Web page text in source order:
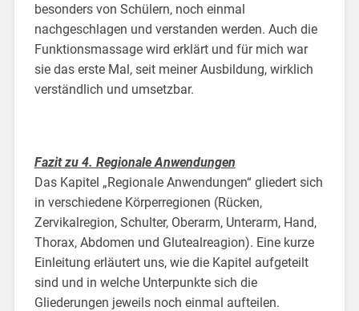
besonders von Schülern, noch einmal
nachgeschlagen und verstanden werden. Auch die
Funktionsmassage wird erklärt und für mich war
sie das erste Mal, seit meiner Ausbildung, wirklich
verständlich und umsetzbar.
Fazit zu 4. Regionale Anwendungen
Das Kapitel „Regionale Anwendungen“ gliedert sich
in verschiedene Körperregionen (Rücken,
Zervikalregion, Schulter, Oberarm, Unterarm, Hand,
Thorax, Abdomen und Glutealreagion). Eine kurze
Einleitung erläutert uns, wie die Kapitel aufgeteilt
sind und in welche Unterpunkte sich die
Gliederungen jeweils noch einmal aufteilen.